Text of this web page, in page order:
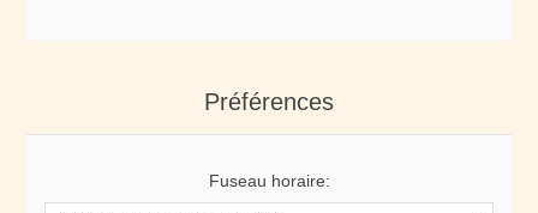
Préférences
Fuseau horaire: